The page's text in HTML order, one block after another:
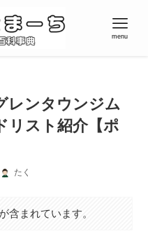
menu
レンタウンジム
リスト紹介【ポ
たく
含まれています。